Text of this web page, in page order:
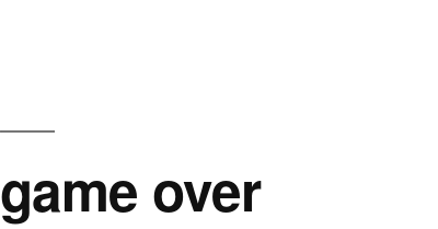
game over